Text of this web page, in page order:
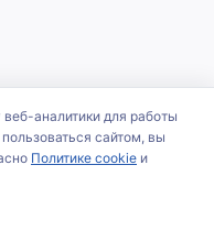
аналитики для работы
сайтом, вы
Политике cookie и